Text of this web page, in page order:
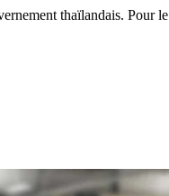
thaïlandais.